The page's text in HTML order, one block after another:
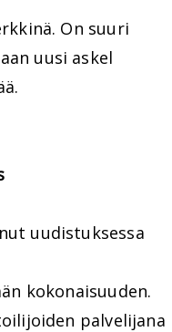
On suuri
uusi askel
uudistuksessa
kokonaisuuden.
palvelijana